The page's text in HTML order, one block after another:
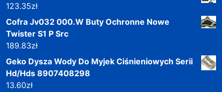
123.35zł
Cofra Jv032 000.W Buty Ochronne Nowe
Twister S1 P Src
189.83zł
Geko Dysza Wody Do Myjek Ciśnieniowych Serii
Hd/Hds 8907408298
13.60zł